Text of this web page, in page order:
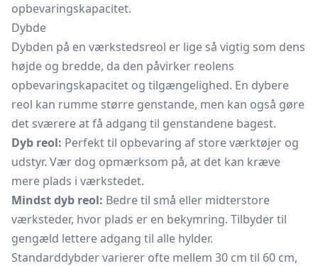
opbevaringskapacitet.
Dybde
Dybden på en værkstedsreol er lige så vigtig som dens
højde og bredde, da den påvirker reolens
opbevaringskapacitet og tilgængelighed. En dybere
reol kan rumme større genstande, men kan også gøre
det sværere at få adgang til genstandene bagest.
Dyb reol: Perfekt til opbevaring af store værktøjer og
udstyr. Vær dog opmærksom på, at det kan kræve
mere plads i værkstedet.
Mindst dyb reol: Bedre til små eller midterstore
værksteder, hvor plads er en bekymring. Tilbyder til
gengæld lettere adgang til alle hylder.
Standarddybder varierer ofte mellem 30 cm til 60 cm,